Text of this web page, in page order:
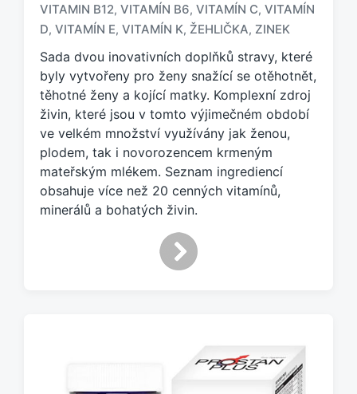
č
e
o
t
a
g
m
:
VITAMIN B12, VITAMÍN B6, VITAMÍN C, VITAMÍN
D, VITAMÍN E, VITAMÍN K, ŽEHLIČKA, ZINEK
Sada dvou inovativních doplňků stravy, které
byly vytvořeny pro ženy snažící se otěhotnět,
těhotné ženy a kojící matky. Komplexní zdroj
živin, které jsou v tomto výjimečném období
ve velkém množství využívány jak ženou,
plodem, tak i novorozencem krmeným
mateřským mlékem. Seznam ingrediencí
obsahuje více než 20 cenných vitamínů,
minerálů a bohatých živin.